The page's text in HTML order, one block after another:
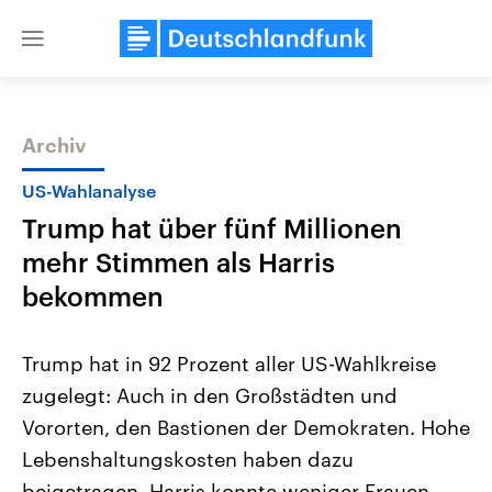
Close
Themen
2026
Alle Informationen
Sachsen-Anhalt wählt am 6.
September 2026 einen neuen
Landtag. Seit 2021 wird das
Bundesland von einer Koalition aus
Aktuelle Beiträge,
Hintergründe
Wirtschaftlich und
gehören die Vereinigten
den mächtigsten Ländern
mit großem Einfluss auf
Archiv
US-Wahlanalyse
Trump hat über fünf Millionen
mehr Stimmen als Harris
bekommen
Trump hat in 92 Prozent aller US-Wahlkreise
zugelegt: Auch in den Großstädten und
Vororten, den Bastionen der Demokraten. Hohe
Lebenshaltungskosten haben dazu